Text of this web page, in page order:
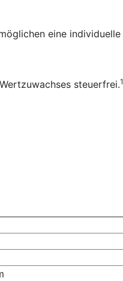
eine
steuerfrei.1